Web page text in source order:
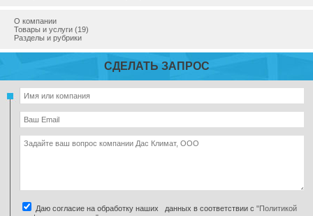
О компании
Товары и услуги (19)
Разделы и рубрики
СДЕЛАТЬ ЗАПРОС
Даю согласие на обработку наших данных в соответствии с "Политикой